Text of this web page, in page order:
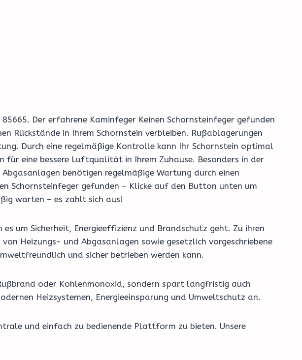
Der erfahrene Kaminfeger Keinen Schornsteinfeger gefunden
Rückstände in Ihrem Schornstein verbleiben. Rußablagerungen
Durch eine regelmäßige Kontrolle kann Ihr Schornstein optimal
für eine bessere Luftqualität in Ihrem Zuhause. Besonders in der
benötigen regelmäßige Wartung durch einen
Schornsteinfeger gefunden – Klicke auf den Button unten um
warten – es zahlt sich aus!
um Sicherheit, Energieeffizienz und Brandschutz geht. Zu ihren
Heizungs- und Abgasanlagen sowie gesetzlich vorgeschriebene
und sicher betrieben werden kann.
oder Kohlenmonoxid, sondern spart langfristig auch
Heizsystemen, Energieeinsparung und Umweltschutz an.
und einfach zu bedienende Plattform zu bieten. Unsere